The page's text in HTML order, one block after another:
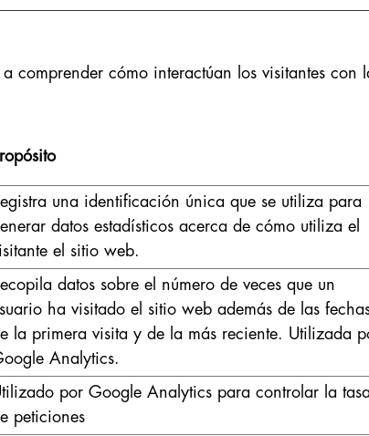
comprender cómo interactúan los visitantes
una identificación única que se utiliza para
datos estadísticos acerca de cómo utiliza el
el sitio web.
datos sobre el número de veces que un
ha visitado el sitio web además de las
la primera visita y de la más reciente. Utilizada
Analytics.
por Google Analytics para controlar la tasa
peticiones